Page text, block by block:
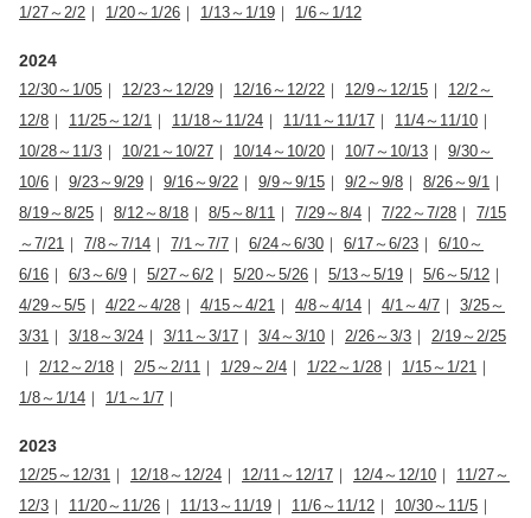
1/27～2/2 ｜ 1/20～1/26 ｜ 1/13～1/19 ｜ 1/6～1/12
2024
12/30～1/05 ｜ 12/23～12/29 ｜ 12/16～12/22 ｜ 12/9～12/15 ｜ 12/2～
12/8 ｜ 11/25～12/1 ｜ 11/18～11/24 ｜ 11/11～11/17 ｜ 11/4～11/10 ｜
10/28～11/3 ｜ 10/21～10/27 ｜ 10/14～10/20 ｜ 10/7～10/13 ｜ 9/30～
10/6 ｜ 9/23～9/29 ｜ 9/16～9/22 ｜ 9/9～9/15 ｜ 9/2～9/8 ｜ 8/26～9/1 ｜
8/19～8/25 ｜ 8/12～8/18 ｜ 8/5～8/11 ｜ 7/29～8/4 ｜ 7/22～7/28 ｜ 7/15
～7/21 ｜ 7/8～7/14 ｜ 7/1～7/7 ｜ 6/24～6/30 ｜ 6/17～6/23 ｜ 6/10～
6/16 ｜ 6/3～6/9 ｜ 5/27～6/2 ｜ 5/20～5/26 ｜ 5/13～5/19 ｜ 5/6～5/12 ｜
4/29～5/5 ｜ 4/22～4/28 ｜ 4/15～4/21 ｜ 4/8～4/14 ｜ 4/1～4/7 ｜ 3/25～
3/31 ｜ 3/18～3/24 ｜ 3/11～3/17 ｜ 3/4～3/10 ｜ 2/26～3/3 ｜ 2/19～2/25
｜ 2/12～2/18 ｜ 2/5～2/11 ｜ 1/29～2/4 ｜ 1/22～1/28 ｜ 1/15～1/21 ｜
1/8～1/14 ｜ 1/1～1/7 ｜
2023
12/25～12/31 ｜ 12/18～12/24 ｜ 12/11～12/17 ｜ 12/4～12/10 ｜ 11/27～
12/3 ｜ 11/20～11/26 ｜ 11/13～11/19 ｜ 11/6～11/12 ｜ 10/30～11/5 ｜